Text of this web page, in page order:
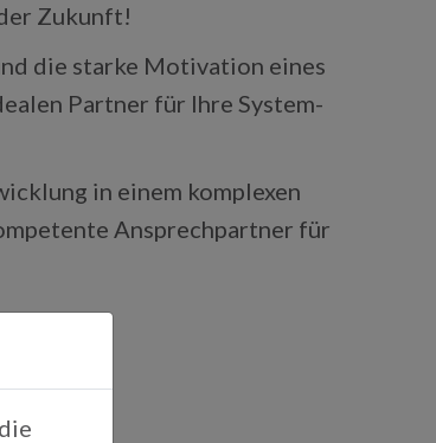
Zukunft!
die starke Motivation eines
Partner für Ihre System-
in einem komplexen
Ansprechpartner für